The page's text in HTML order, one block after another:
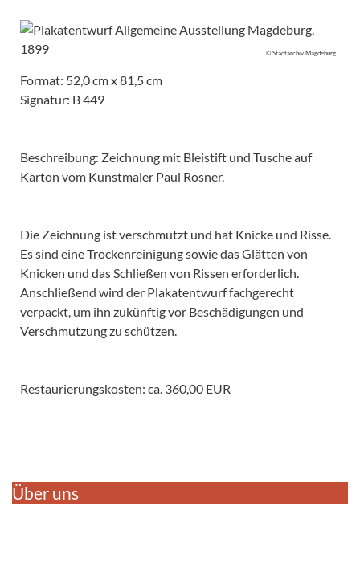
© Stadtarchiv Magdeburg
Format: 52,0 cm x 81,5 cm
Signatur: B 449
Beschreibung: Zeichnung mit Bleistift und Tusche auf
Karton vom Kunstmaler Paul Rosner.
Die Zeichnung ist verschmutzt und hat Knicke und Risse.
Es sind eine Trockenreinigung sowie das Glätten von
Knicken und das Schließen von Rissen erforderlich.
Anschließend wird der Plakatentwurf fachgerecht
verpackt, um ihn zukünftig vor Beschädigungen und
Verschmutzung zu schützen.
Restaurierungskosten: ca. 360,00 EUR
Über uns